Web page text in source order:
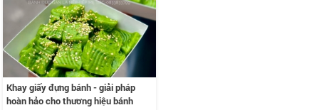
Khay giấy đựng bánh - giải pháp
hoàn hảo cho thương hiệu bánh